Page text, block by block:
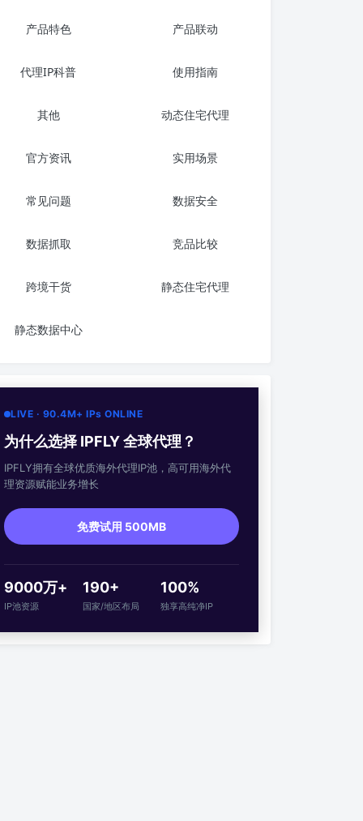
产品特色 产品联动
代理IP科普 使用指南
其他 动态住宅代理
官方资讯 实用场景
常见问题 数据安全
数据抓取 竞品比较
跨境干货 静态住宅代理
静态数据中心
LIVE · 90.4M+ IPs ONLINE
为什么选择 IPFLY 全球代理？
IPFLY拥有全球优质海外代理IP池，高可用海外代
理资源赋能业务增长
免费试用 500MB
9000万+
IP池资源
190+
国家/地区布局
100%
独享高纯净IP